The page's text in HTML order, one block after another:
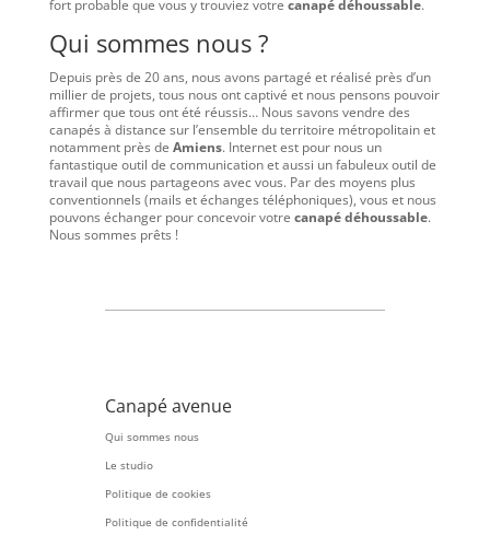
fort probable que vous y trouviez votre canapé déhoussable.
Qui sommes nous ?
Depuis près de 20 ans, nous avons partagé et réalisé près d’un
millier de projets, tous nous ont captivé et nous pensons pouvoir
affirmer que tous ont été réussis… Nous savons vendre des
canapés à distance sur l’ensemble du territoire métropolitain et
notamment près de Amiens. Internet est pour nous un
fantastique outil de communication et aussi un fabuleux outil de
travail que nous partageons avec vous. Par des moyens plus
conventionnels (mails et échanges téléphoniques), vous et nous
pouvons échanger pour concevoir votre canapé déhoussable.
Nous sommes prêts !
Canapé avenue
Qui sommes nous
Le studio
Politique de cookies
Politique de confidentialité